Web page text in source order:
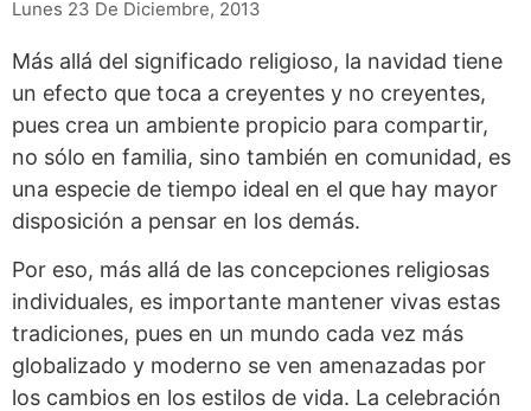
Lunes 23 De Diciembre, 2013
Más allá del significado religioso, la navidad tiene
un efecto que toca a creyentes y no creyentes,
pues crea un ambiente propicio para compartir,
no sólo en familia, sino también en comunidad, es
una especie de tiempo ideal en el que hay mayor
disposición a pensar en los demás.
Por eso, más allá de las concepciones religiosas
individuales, es importante mantener vivas estas
tradiciones, pues en un mundo cada vez más
globalizado y moderno se ven amenazadas por
los cambios en los estilos de vida. La celebración